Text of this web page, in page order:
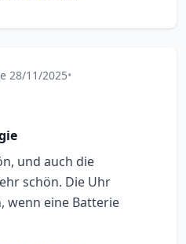
28/11/2025•
und auch die
schön. Die Uhr
wenn eine Batterie